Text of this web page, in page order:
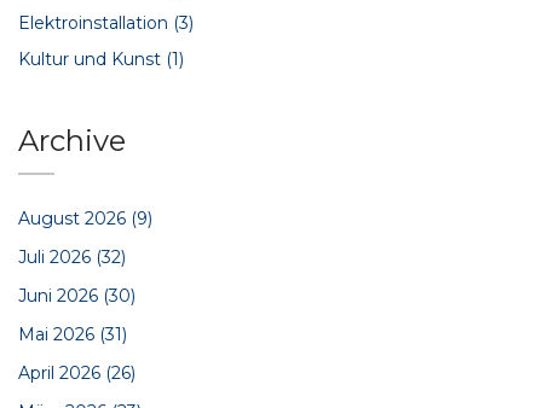
Elektroinstallation (3)
Kultur und Kunst (1)
Archive
August 2026 (9)
Juli 2026 (32)
Juni 2026 (30)
Mai 2026 (31)
April 2026 (26)